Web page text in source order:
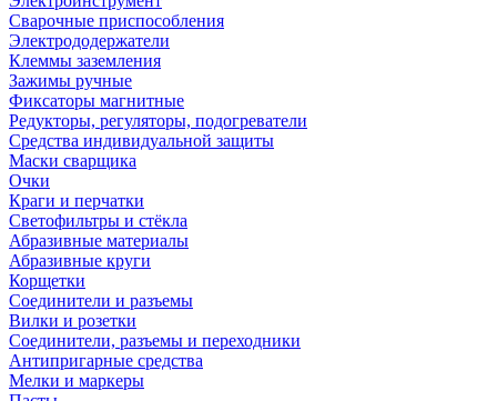
Сварочные приспособления
Электрододержатели
Клеммы заземления
Зажимы ручные
Фиксаторы магнитные
Редукторы, регуляторы, подогреватели
Средства индивидуальной защиты
Маски сварщика
Очки
Краги и перчатки
Светофильтры и стёкла
Абразивные материалы
Абразивные круги
Корщетки
Соединители и разъемы
Вилки и розетки
Соединители, разъемы и переходники
Антипригарные средства
Мелки и маркеры